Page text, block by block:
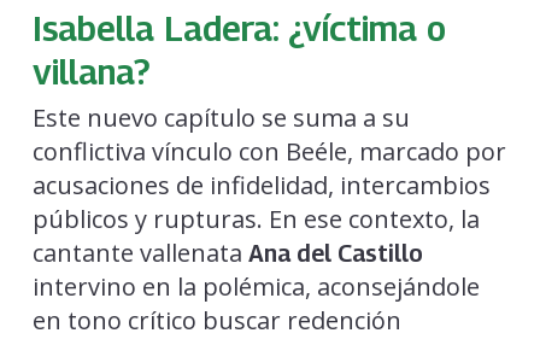
Isabella Ladera: ¿víctima o
villana?
Este nuevo capítulo se suma a su
conflictiva vínculo con Beéle, marcado por
acusaciones de infidelidad, intercambios
públicos y rupturas. En ese contexto, la
cantante vallenata Ana del Castillo
intervino en la polémica, aconsejándole
en tono crítico buscar redención